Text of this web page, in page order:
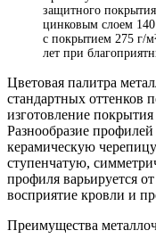
защитного
цинковым слоем
с покрытием 275 г/
лет при
Цветовая палитра
стандартных оттенков
изготовление
Разнообразие
керамическую
ступенчатую,
профиля варьируется
восприятие кровли и
Преимущества